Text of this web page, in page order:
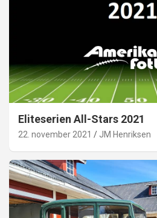
Eliteserien All-Stars 2021
22. november 2021 JM Henriksen